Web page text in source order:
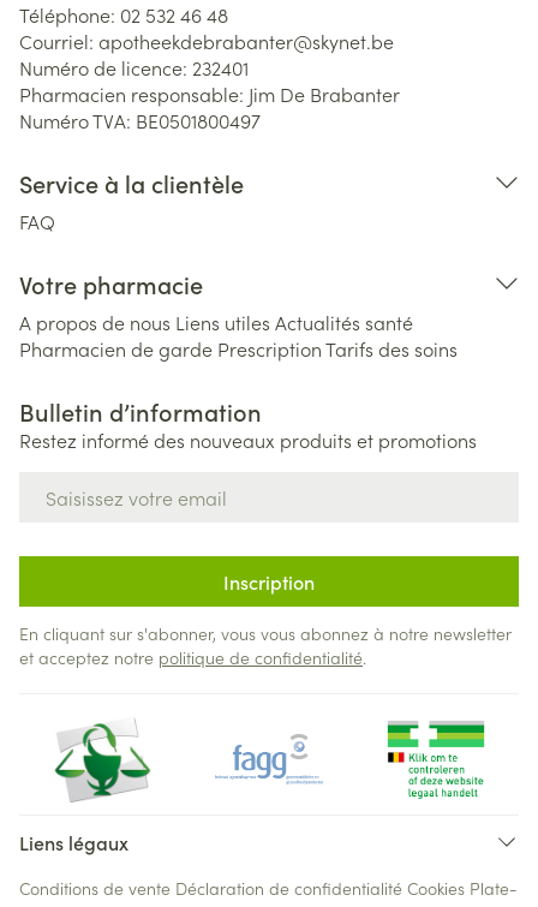
Téléphone: 02 532 46 48
Courriel: apotheekdebrabanter@skynet.be
Numéro de licence: 232401
Pharmacien responsable: Jim De Brabanter
Numéro TVA: BE0501800497
Service à la clientèle
FAQ
Votre pharmacie
A propos de nous Liens utiles Actualités santé
Pharmacien de garde PrescriptionTarifs des soins
Bulletin d’information
Restez informé des nouveaux produits et promotions
Inscription
En cliquant sur s'abonner, vous vous abonnez à notre newsletter
et acceptez notre politique de confidentialité.
Liens légaux
Conditions de vente Déclaration de confidentialité Cookies Plate-